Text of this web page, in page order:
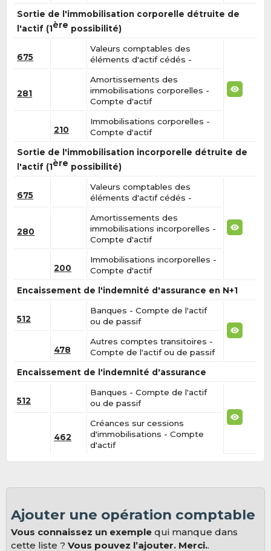
Sortie de l'immobilisation corporelle détruite de
l'actif (1ère possibilité)
675
Valeurs comptables des
éléments d'actif cédés -
281
Amortissements des
immobilisations corporelles -
Compte d'actif
210
Immobilisations corporelles -
Compte d'actif
Sortie de l'immobilisation incorporelle détruite de
l'actif (1ère possibilité)
675
Valeurs comptables des
éléments d'actif cédés -
280
Amortissements des
immobilisations incorporelles -
Compte d'actif
200
Immobilisations incorporelles -
Compte d'actif
Encaissement de l'indemnité d'assurance en N+1
512
Banques - Compte de l'actif
ou de passif
478
Autres comptes transitoires -
Compte de l'actif ou de passif
Encaissement de l'indemnité d'assurance
512
Banques - Compte de l'actif
ou de passif
462
Créances sur cessions
d'immobilisations - Compte
d'actif
Ajouter une opération comptable
Vous connaissez un exemple qui manque dans
cette liste ?Vous pouvez l’ajouter. Merci..